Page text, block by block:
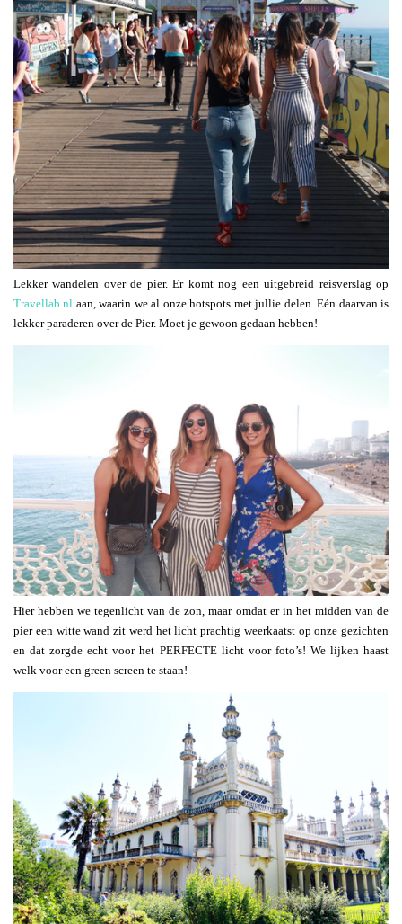
Lekker wandelen over de pier. Er komt nog een uitgebreid reisverslag op
Travellab.nl aan, waarin we al onze hotspots met jullie delen. Eén daarvan is
lekker paraderen over de Pier. Moet je gewoon gedaan hebben!
Hier hebben we tegenlicht van de zon, maar omdat er in het midden van de
pier een witte wand zit werd het licht prachtig weerkaatst op onze gezichten
en dat zorgde echt voor het PERFECTE licht voor foto’s! We lijken haast
welk voor een green screen te staan!